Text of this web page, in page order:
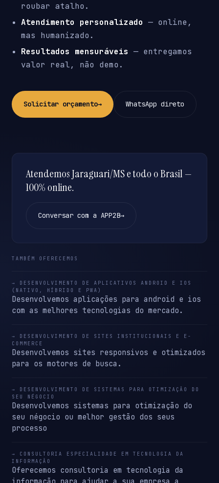
roubar atalho.
Atendimento personalizado — online,
mas humanizado.
Resultados mensuráveis — entregamos
valor real, não demo.
Solicitar orçamento→ WhatsApp direto
Atendemos Jaraguari/MS e todo o Brasil —
100% online.
Conversar com a APP2B→
TAMBÉM OFERECEMOS
→ DESENVOLVIMENTO DE APLICATIVOS ANDROID E IOS
(NATIVO, HÍBRIDO E PWA)
Desenvolvemos aplicações para android e ios
com as melhores tecnologias do mercado.
→ DESENVOLVIMENTO DE SITES INSTITUCIONAIS E E-
COMMERCE
Desenvolvemos sites responsivos e otimizados
para os motores de busca.
→ DESENVOLVIMENTO DE SISTEMAS PARA OTIMIZAÇÃO DO
SEU NÉGOCIO
Desenvolvemos sistemas para otimização do
seu négocio ou melhor gestão dos seus
processo
→ CONSULTORIA ESPECIALIDADE EM TECNOLOGIA DA
INFORMAÇÃO
Oferecemos consultoria em tecnologia da